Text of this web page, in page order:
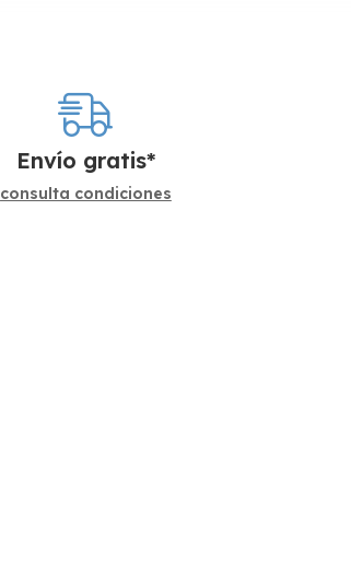
Envío gratis*
consulta condiciones